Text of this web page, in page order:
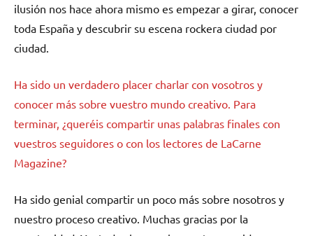
ilusión nos hace ahora mismo es empezar a girar, conocer
toda España y descubrir su escena rockera ciudad por
ciudad.
Ha sido un verdadero placer charlar con vosotros y
conocer más sobre vuestro mundo creativo. Para
terminar, ¿queréis compartir unas palabras finales con
vuestros seguidores o con los lectores de LaCarne
Magazine?
Ha sido genial compartir un poco más sobre nosotros y
nuestro proceso creativo. Muchas gracias por la